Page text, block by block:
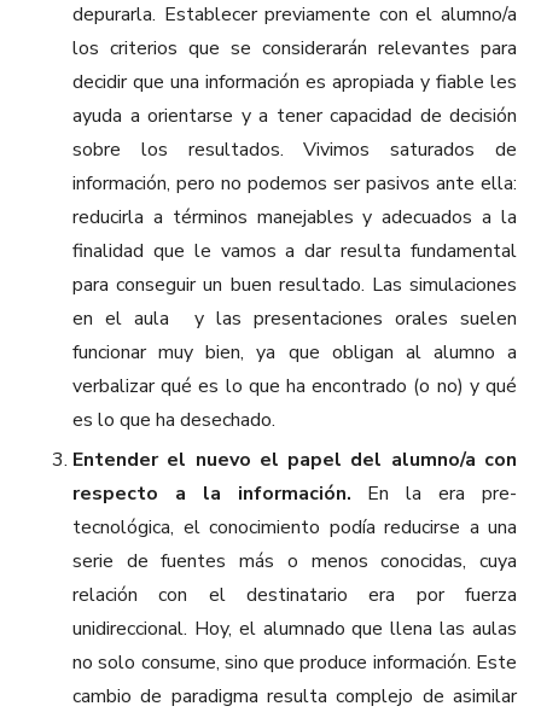
depurarla. Establecer previamente con el alumno/a
los criterios que se considerarán relevantes para
decidir que una información es apropiada y fiable les
ayuda a orientarse y a tener capacidad de decisión
sobre los resultados. Vivimos saturados de
información, pero no podemos ser pasivos ante ella:
reducirla a términos manejables y adecuados a la
finalidad que le vamos a dar resulta fundamental
para conseguir un buen resultado. Las simulaciones
en el aula y las presentaciones orales suelen
funcionar muy bien, ya que obligan al alumno a
verbalizar qué es lo que ha encontrado (o no) y qué
es lo que ha desechado.
Entender el nuevo el papel del alumno/a con
respecto a la información. En la era pre-
tecnológica, el conocimiento podía reducirse a una
serie de fuentes más o menos conocidas, cuya
relación con el destinatario era por fuerza
unidireccional. Hoy, el alumnado que llena las aulas
no solo consume, sino que produce información. Este
cambio de paradigma resulta complejo de asimilar